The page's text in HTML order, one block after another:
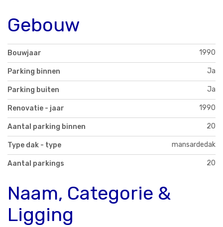
Gebouw
Bouwjaar 1990
Parking binnen Ja
Parking buiten Ja
Renovatie - jaar 1990
Aantal parking binnen 20
Type dak - type mansardedak
Aantal parkings 20
Naam, Categorie &
Ligging